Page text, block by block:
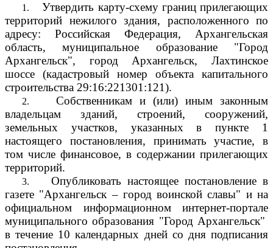
1.
Утвердить карту-схему границ прилегающих
территорий нежилого здания, расположенного по
адресу: Российская Федерация, Архангельская
область, муниципальное образование "Город
Архангельск", город Архангельск, Лахтинское
шоссе (кадастровый номер объекта капитального
строительства 29:16:221301:121).
2.
Собственникам и (или) иным законным
владельцам зданий, строений, сооружений,
земельных участков, указанных в пункте 1
настоящего постановления, принимать участие, в
том числе финансовое, в содержании прилегающих
территорий.
3.
Опубликовать настоящее постановление в
газете "Архангельск – город воинской славы" и на
официальном информационном интернет-портале
муниципального образования "Город Архангельск"
в течение 10 календарных дней со дня подписания